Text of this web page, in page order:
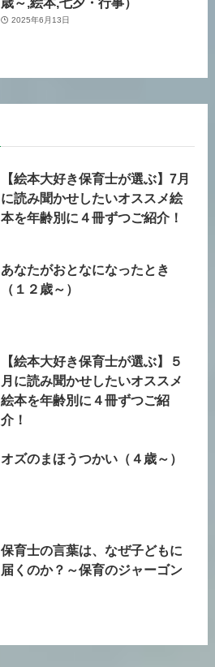
2025年6月13日
【絵本大好き保育士が選ぶ】7月
に読み聞かせしたいオススメ絵
本を年齢別に４冊ずつご紹介！
あなたがおとなになったとき
（１２歳～）
【絵本大好き保育士が選ぶ】５
月に読み聞かせしたいオススメ
絵本を年齢別に４冊ずつご紹
介！
オズのまほうつかい（４歳～）
保育士の言葉は、なぜ子どもに
届くのか？～保育のジャーゴン